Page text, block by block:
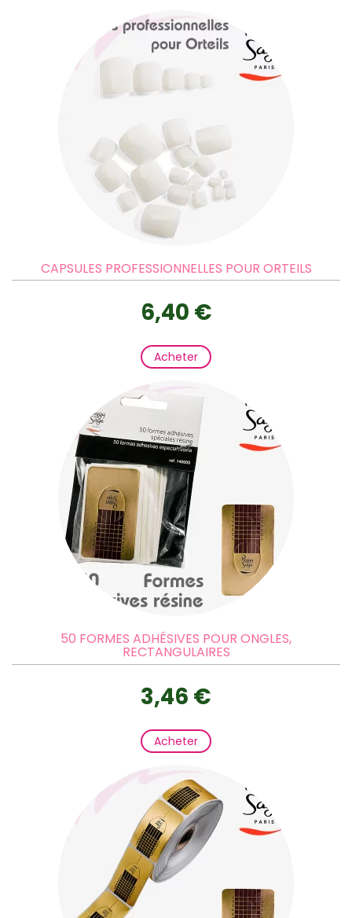
CAPSULES PROFESSIONNELLES POUR ORTEILS
6,40 €
Acheter
50 FORMES ADHÉSIVES POUR ONGLES,
RECTANGULAIRES
3,46 €
Acheter